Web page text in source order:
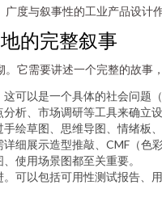
度与叙事性的工业产品设计作
的完整叙事
它需要讲述一个完整的故
这可以是一个具体的社会问
析、市场调研等工具来确立设
手绘草图、思维导图、情绪板
细展示造型推敲、CMF（
使用场景图都至关重要。
。可以包括可用性测试报告